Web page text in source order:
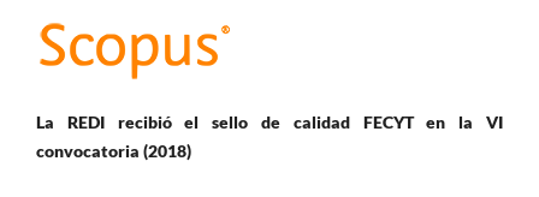
La REDI recibió el sello de calidad FECYT en la VI
convocatoria (2018)